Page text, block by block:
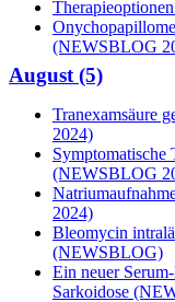
(NEWSBLOG
August (5)
Tranexamsäure
2024)
Symptomatische
(NEWSBLOG
2024)
Bleomycin
(NEWSBLOG)
Ein neuer
Sarkoidose